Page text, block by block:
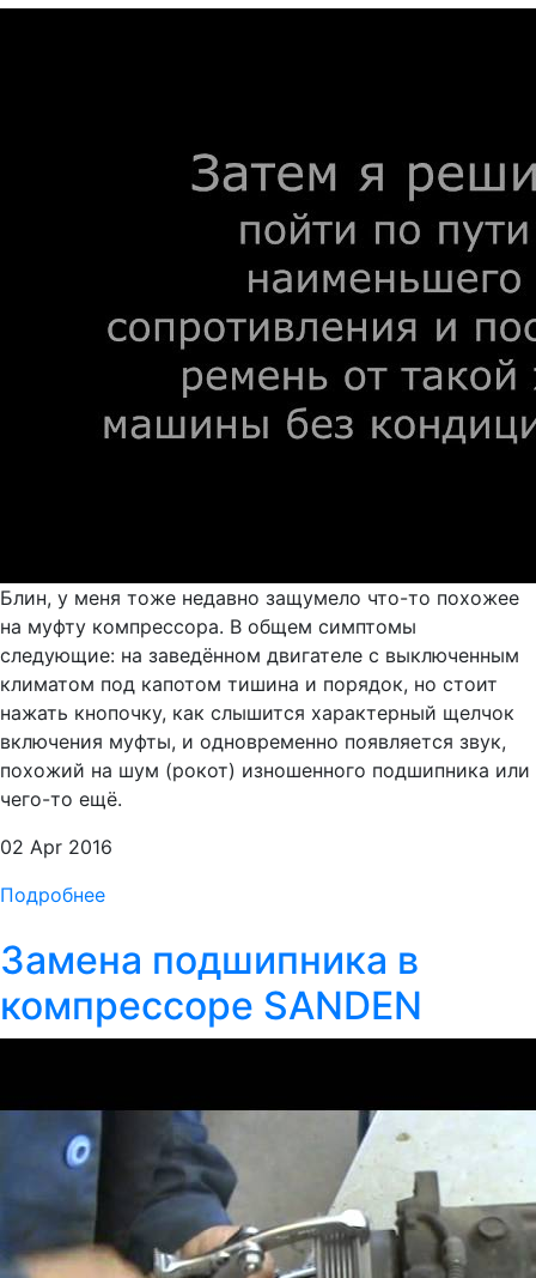
Блин, у меня тоже недавно защумело что-то похожее
на муфту компрессора. В общем симптомы
следующие: на заведённом двигателе с выключенным
климатом под капотом тишина и порядок, но стоит
нажать кнопочку, как слышится характерный щелчок
включения муфты, и одновременно появляется звук,
похожий на шум (рокот) изношенного подшипника или
чего-то ещё.
02 Apr 2016
Подробнее
Замена подшипника в
компрессоре SANDEN